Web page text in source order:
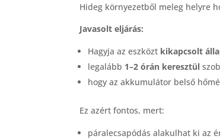
Hideg környezetből meleg helyre
Javasolt eljárás:
Hagyja az eszközt kikapcsolt
legalább 1–2 órán keresztül
hogy az akkumulátor belső
Ez azért fontos, mert:
páralecsapódás alakulhat ki az